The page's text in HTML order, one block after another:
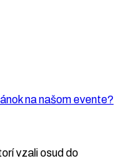
na našom evente?
vzali osud do